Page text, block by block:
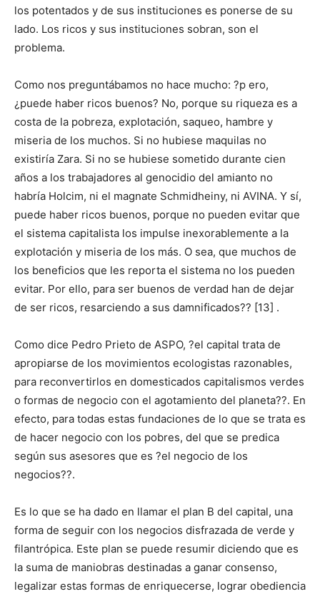
los potentados y de sus instituciones es ponerse de su
lado. Los ricos y sus instituciones sobran, son el
problema.
Como nos preguntábamos no hace mucho: ?p ero,
¿puede haber ricos buenos? No, porque su riqueza es a
costa de la pobreza, explotación, saqueo, hambre y
miseria de los muchos. Si no hubiese maquilas no
existiría Zara. Si no se hubiese sometido durante cien
años a los trabajadores al genocidio del amianto no
habría Holcim, ni el magnate Schmidheiny, ni AVINA. Y sí,
puede haber ricos buenos, porque no pueden evitar que
el sistema capitalista los impulse inexorablemente a la
explotación y miseria de los más. O sea, que muchos de
los beneficios que les reporta el sistema no los pueden
evitar. Por ello, para ser buenos de verdad han de dejar
de ser ricos, resarciendo a sus damnificados?? [13] .
Como dice Pedro Prieto de ASPO, ?el capital trata de
apropiarse de los movimientos ecologistas razonables,
para reconvertirlos en domesticados capitalismos verdes
o formas de negocio con el agotamiento del planeta??. En
efecto, para todas estas fundaciones de lo que se trata es
de hacer negocio con los pobres, del que se predica
según sus asesores que es ?el negocio de los
negocios??.
Es lo que se ha dado en llamar el plan B del capital, una
forma de seguir con los negocios disfrazada de verde y
filantrópica. Este plan se puede resumir diciendo que es
la suma de maniobras destinadas a ganar consenso,
legalizar estas formas de enriquecerse, lograr obediencia